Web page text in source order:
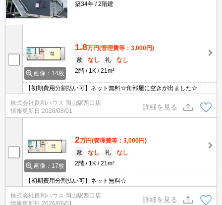
築34年
2階建
画像：14枚
1.8万円(管理費等：3,000円)
敷
なし 礼
なし
2階
1K 21m²
【初期費用分割払い可】ネット無料☆角部屋に空きが出ました☆
株式会社良和ハウス 岡山駅西口店
情報更新日 2026/08/01
詳細を見る
画像：17枚
2万円(管理費等：3,000円)
敷
なし 礼
なし
2階
1K 21m²
【初期費用分割払い可】ネット無料☆
株式会社良和ハウス 岡山駅西口店
情報更新日 2026/08/01
詳細を見る